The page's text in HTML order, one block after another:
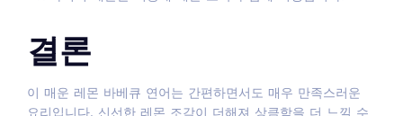
결론
이 매운 레몬 바베큐 연어는 간편하면서도 매우 만족스러운
요리입니다. 신선한 레몬 조각이 더해져 상큼함을 더 느낄 수